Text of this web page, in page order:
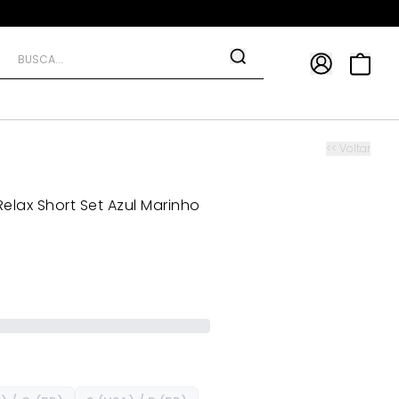
<< Voltar
Short Set Azul Marinho